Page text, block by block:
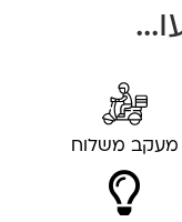
מעקב משלוח